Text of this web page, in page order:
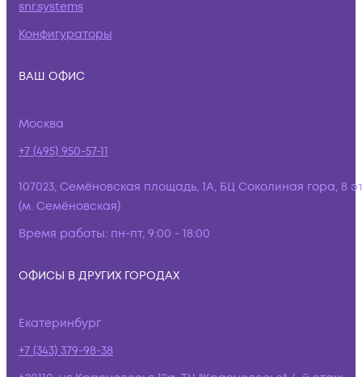
snr.systems
Конфигураторы
ВАШ ОФИС
Москва
+7 (495) 950-57-11
107023, Семёновская площадь, 1А, БЦ Соколиная гора, 8
(м. Семёновская)
Время работы: пн-пт, 9:00 - 18:00
ОФИСЫ В ДРУГИХ ГОРОДАХ
Екатеринбург
+7 (343) 379-98-38